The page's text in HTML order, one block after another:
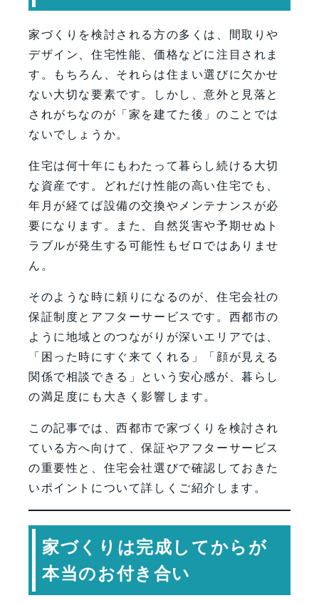
家づくりを検討される方の多くは、間取りや
デザイン、住宅性能、価格などに注目されま
す。もちろん、それらは住まい選びに欠かせ
ない大切な要素です。しかし、意外と見落と
されがちなのが「家を建てた後」のことでは
ないでしょうか。
住宅は何十年にもわたって暮らし続ける大切
な資産です。どれだけ性能の高い住宅でも、
年月が経てば設備の交換やメンテナンスが必
要になります。また、自然災害や予期せぬト
ラブルが発生する可能性もゼロではありませ
ん。
そのような時に頼りになるのが、住宅会社の
保証制度とアフターサービスです。西都市の
ように地域とのつながりが深いエリアでは、
「困った時にすぐ来てくれる」「顔が見える
関係で相談できる」という安心感が、暮らし
の満足度にも大きく影響します。
この記事では、西都市で家づくりを検討され
ている方へ向けて、保証やアフターサービス
の重要性と、住宅会社選びで確認しておきた
いポイントについて詳しくご紹介します。
家づくりは完成してからが
本当のお付き合い